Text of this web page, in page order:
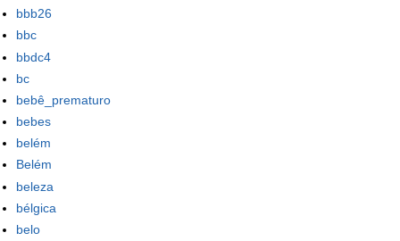
bbb26
bbc
bbdc4
bc
bebê_prematuro
bebes
belém
Belém
beleza
bélgica
belo